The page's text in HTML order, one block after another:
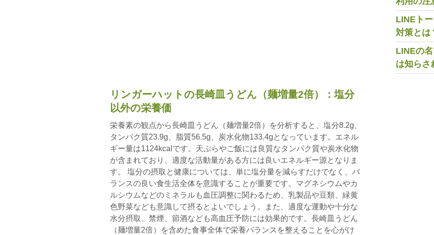
リンガーハットの長崎皿うどん（麺増量2倍）：塩分
以外の栄養価
栄養素の観点から長崎皿うどん（麺増量2倍）を分析すると、塩分8.2g、
タンパク質23.9g、脂質56.5g、炭水化物133.4gとなっています。エネル
ギー量は1124kcalです。天ぷらやご飯には良質なタンパク質や炭水化物
が含まれており、適度な活動量がある方には良いエネルギー源となりま
す。 塩分の摂取と健康については、単に塩分量を減らすだけでなく、バ
ランスの良い食生活全体を意識することが重要です。マグネシウムやカ
ルシウムなどのミネラルも血圧調整に関わるため、乳製品や豆類、緑黄
色野菜なども意識して摂るとよいでしょう。また、適度な運動や十分な
水分摂取、禁煙、節酒なども高血圧予防には効果的です。長崎皿うどん
（麺増量2倍）を含めた食事全体で栄養バランスを整えることを心がけ
LINEト
対策とは
LINEの
は知らさ